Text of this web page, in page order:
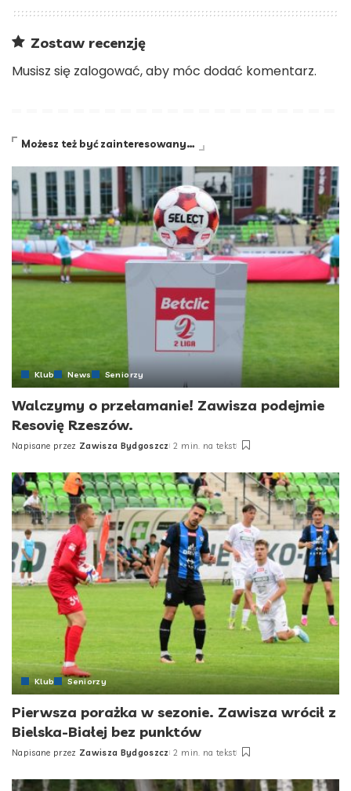
Zostaw recenzję
Musisz się zalogować, aby móc dodać komentarz.
Możesz też być zainteresowany…
Klub News Seniorzy
Walczymy o przełamanie! Zawisza podejmie
Resovię Rzeszów.
Posted
Napisane przez Zawisza Bydgoszcz 2 min. na tekst
Klub Seniorzy
Pierwsza porażka w sezonie. Zawisza wrócił z
Bielska-Białej bez punktów
Posted
Napisane przez Zawisza Bydgoszcz 2 min. na tekst